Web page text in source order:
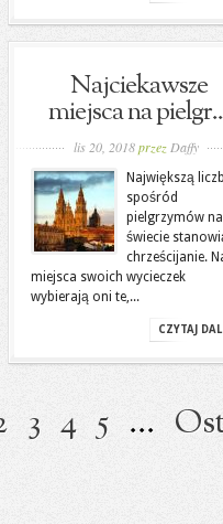
Najciekawsze
miejsca na
lis 20, 2018przez Daffy
Największą
spośród
pielgrzymów na
świecie
chrześcijanie.
miejsca swoich wycieczek
wybierają oni te,...
CZYTAJ
3 4 5 ...